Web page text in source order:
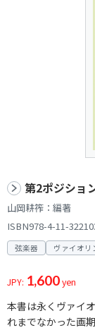
第2ポジショ
山岡耕筰：編著
ISBN978-4-11-
弦楽器 ヴァイオリ
JPY: 1,600yen
本書は永くヴァイ
れまでなかった画